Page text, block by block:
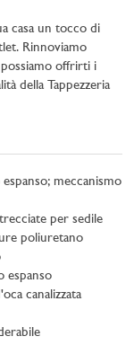
casa un tocco di
Rinnoviamo
offrirti i
della Tappezzeria
meccanismo
per sedile
poliuretano
espanso
canalizzata